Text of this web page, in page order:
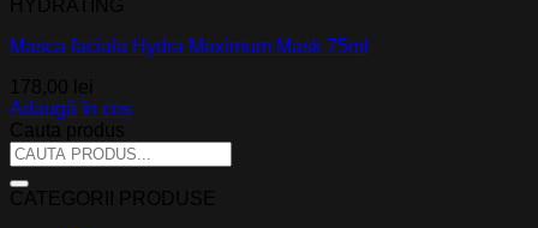
Masca faciala Hydra Maximum Mask 75ml
Adaugă în coș
Caută
după: